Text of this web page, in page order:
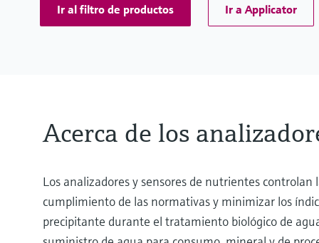
Ir al filtro de productos Ir a Applicator
Acerca de los
Los analizadores y sensores de nutrientes
cumplimiento de las normativas y minimizar los
precipitante durante el tratamiento biológico de